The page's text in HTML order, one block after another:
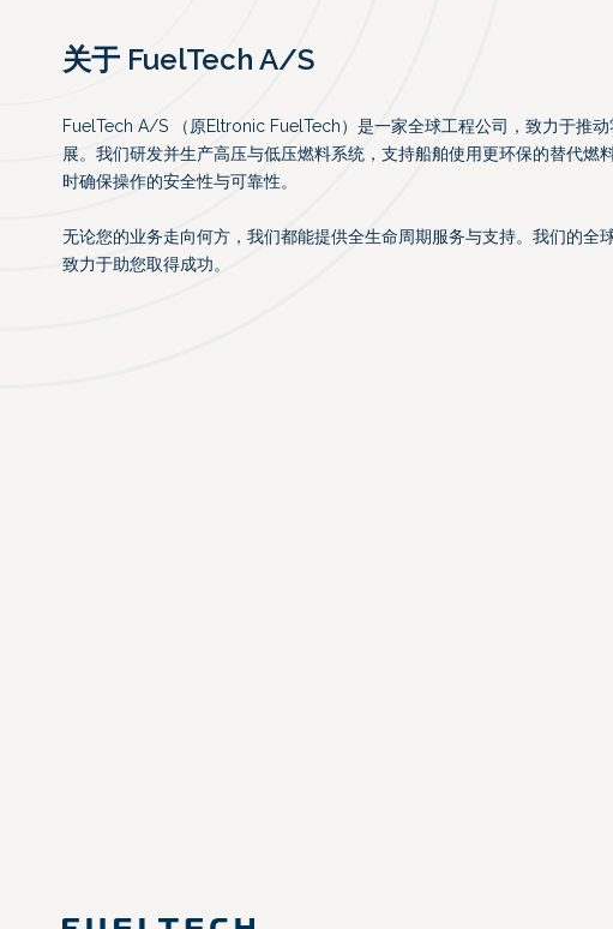
关于 FuelTech A/S
FuelTech A/S （原Eltronic FuelTech）是一家全球工程公司，致力于推
展。我们研发并生产高压与低压燃料系统，支持船舶使用更环保的替代燃
时确保操作的安全性与可靠性。
无论您的业务走向何方，我们都能提供全生命周期服务与支持。我们的全
致力于助您取得成功。